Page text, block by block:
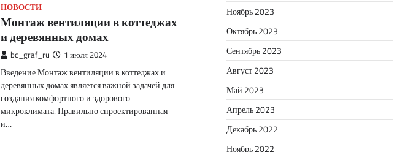
НОВОСТИ
Монтаж вентиляции в коттеджах
и деревянных домах
bc_graf_ru 1 июля 2024
Введение Монтаж вентиляции в коттеджах и
деревянных домах является важной задачей для
создания комфортного и здорового
микроклимата. Правильно спроектированная
и…
Ноябрь 2023
Октябрь 2023
Сентябрь 2023
Август 2023
Май 2023
Апрель 2023
Декабрь 2022
Ноябрь 2022